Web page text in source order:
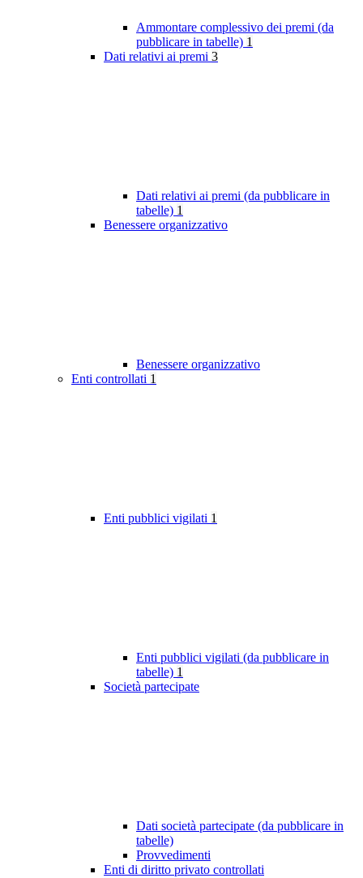
Ammontare complessivo dei premi (da
pubblicare in tabelle) 1
Dati relativi ai premi 3
Dati relativi ai premi (da pubblicare in
tabelle) 1
Benessere organizzativo
Benessere organizzativo
Enti controllati 1
Enti pubblici vigilati 1
Enti pubblici vigilati (da pubblicare in
tabelle) 1
Società partecipate
Dati società partecipate (da pubblicare in
tabelle)
Provvedimenti
Enti di diritto privato controllati